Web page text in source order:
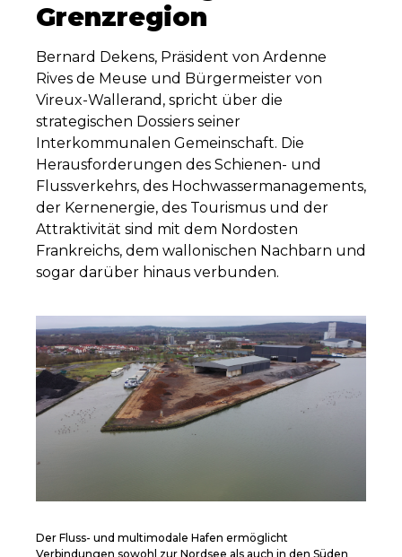
Grenzregion
Bernard Dekens, Präsident von Ardenne
Rives de Meuse und Bürgermeister von
Vireux-Wallerand, spricht über die
strategischen Dossiers seiner
Interkommunalen Gemeinschaft. Die
Herausforderungen des Schienen- und
Flussverkehrs, des Hochwassermanagements,
der Kernenergie, des Tourismus und der
Attraktivität sind mit dem Nordosten
Frankreichs, dem wallonischen Nachbarn und
sogar darüber hinaus verbunden.
Der Fluss- und multimodale Hafen ermöglicht
Verbindungen sowohl zur Nordsee als auch in den Süden